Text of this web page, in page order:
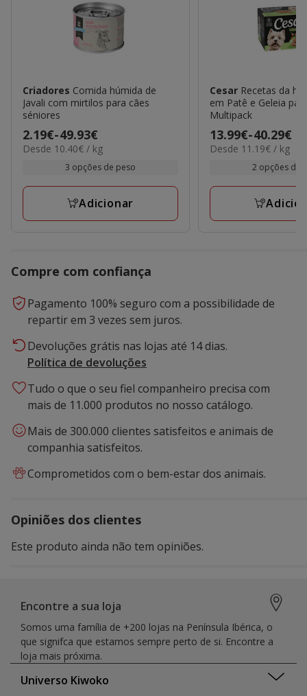
Criadores Comida húmida de
Javali com mirtilos para cães
séniores
Preço
de
a
2.19€-49.93€
10.40€
Desde 10.40€ / kg
3 opções de peso
Adicionar
Cesar Recetas da
em Patê e Geleia
Multipack
Preço
de
a
13.99€-40.29€
11.19€
Desde 11.19€ / kg
2 opções de
Compre com confiança
Pagamento 100% seguro com a possibilidade de
repartir em 3 vezes sem juros.
Devoluções grátis nas lojas até 14 dias.
Política de devoluções
Tudo o que o seu fiel companheiro precisa com
mais de 11.000 produtos no nosso catálogo.
Mais de 300.000 clientes satisfeitos e animais de
companhia satisfeitos.
Comprometidos com o bem-estar dos animais.
Opiniões dos clientes
Este produto ainda não tem opiniões.
Encontre a sua loja
Somos uma família de +200 lojas na Península Ibérica, o
que signifca que estamos sempre perto de si. Encontre a
loja mais próxima.
Universo Kiwoko